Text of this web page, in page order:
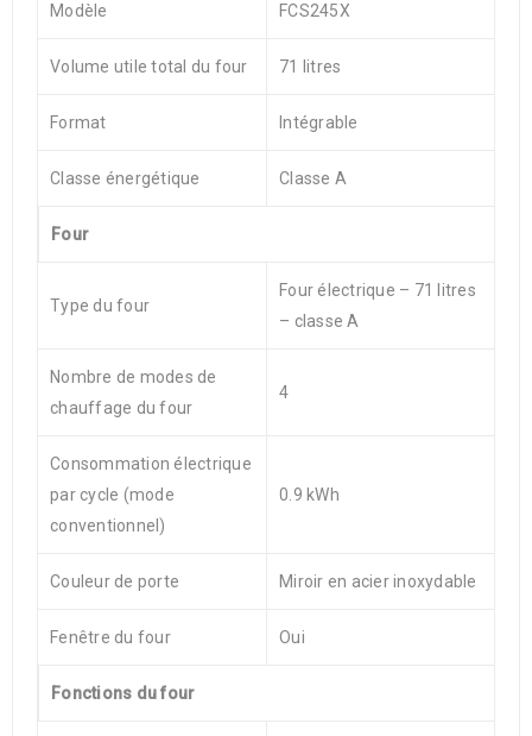
Modèle FCS245X
Volume utile total du four 71 litres
Format Intégrable
Classe énergétique Classe A
Four
Type du four
Four électrique – 71 litres
– classe A
Nombre de modes de
chauffage du four
4
Consommation électrique
par cycle (mode
conventionnel)
0.9 kWh
Couleur de porte Miroir en acier inoxydable
Fenêtre du four Oui
Fonctions du four